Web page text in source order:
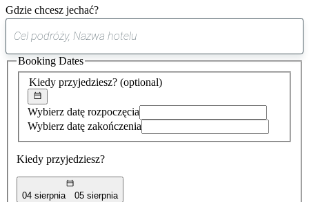
Gdzie chcesz jechać?
sugestia
została
znaleziona
Kiedy przyjedziesz? (optional)
Wybierz datę rozpoczęcia
Wybierz datę zakończenia
Kiedy przyjedziesz?
04 sierpnia 05 sierpnia
Booking Dates